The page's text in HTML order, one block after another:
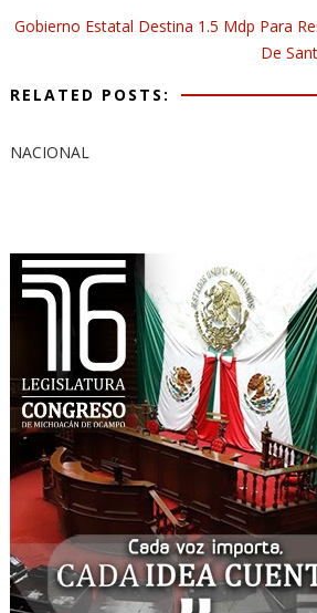
Gobierno Estatal Destina 1.5 Mdp Para
De
RELATED POSTS:
NACIONAL